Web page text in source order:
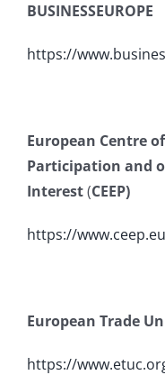
BUSINESSEUROPE
https://
European Centre
Participation and
Interest(CEEP)
https://
European Trade
https://